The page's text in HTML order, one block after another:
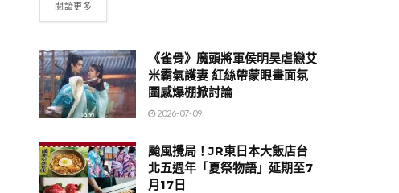
閱讀更多
《雀骨》魔頭將軍侯明昊虐戀艾
米霸氣護妻 紅絲帶蒙眼畫面氛
圍感爆棚掀討論
2026-07-09
颱風攪局！JR東日本大飯店台
北五週年「夏祭物語」延期至7
月17日